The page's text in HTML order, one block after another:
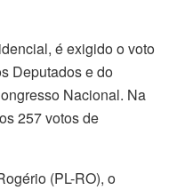
é exigido o voto
Deputados e do
Nacional. Na
257 votos de
(PL-RO), o